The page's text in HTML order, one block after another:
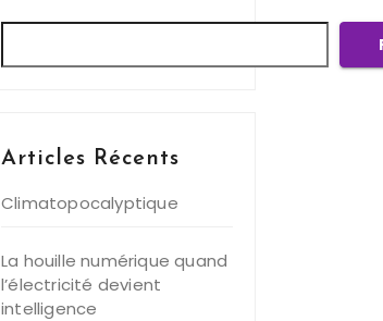
Articles Récents
Climatopocalyptique
La houille numérique quand
l’électricité devient
intelligence